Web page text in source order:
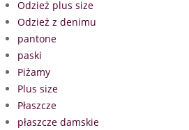
Odzież plus size
Odzież z denimu
pantone
paski
Piżamy
Plus size
Płaszcze
płaszcze damskie